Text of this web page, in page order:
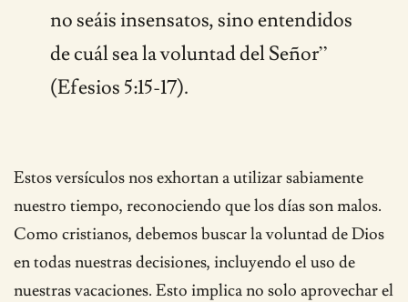
no seáis insensatos, sino entendidos
de cuál sea la voluntad del Señor”
(Efesios 5:15-17).
Estos versículos nos exhortan a utilizar sabiamente
nuestro tiempo, reconociendo que los días son malos.
Como cristianos, debemos buscar la voluntad de Dios
en todas nuestras decisiones, incluyendo el uso de
nuestras vacaciones. Esto implica no solo aprovechar el